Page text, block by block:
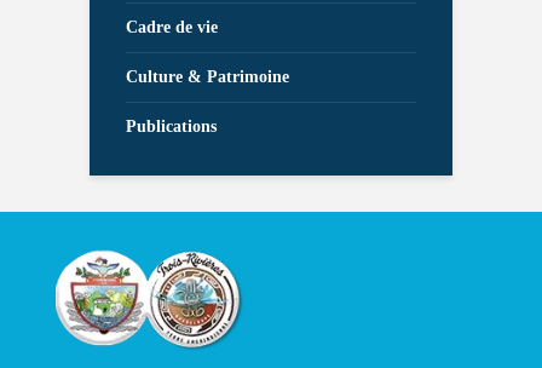
Cadre de vie
Culture & Patrimoine
Publications